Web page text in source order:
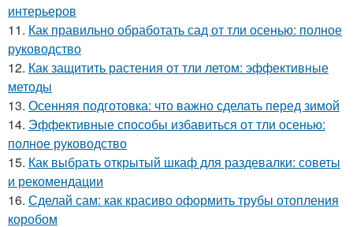
интерьеров
11. Как правильно обработать сад от тли осенью: полное
руководство
12. Как защитить растения от тли летом: эффективные
методы
13. Осенняя подготовка: что важно сделать перед зимой
14. Эффективные способы избавиться от тли осенью:
полное руководство
15. Как выбрать открытый шкаф для раздевалки: советы
и рекомендации
16. Сделай сам: как красиво оформить трубы отопления
коробом